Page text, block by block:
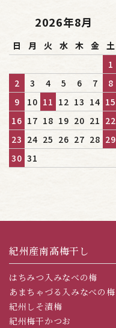
2026年8月
日 月 火 水 木 金 土
1
2
3 4 5 6 7
8
9
10 11 12 13 14 15
16 17 18 19 20 21 22
23 24 25 26 27 28 29
30 31
紀州産南高梅干し
はちみつ入みなべの梅
あまちゃづる入みなべの梅
紀州しそ漬梅
紀州梅干かつお